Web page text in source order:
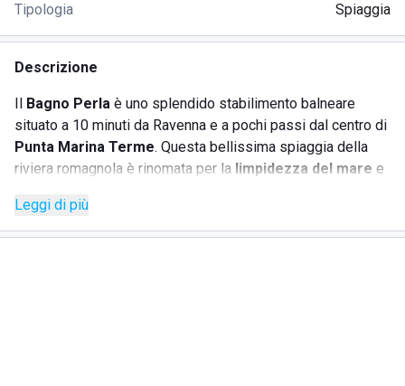
Tipologia Spiaggia
Descrizione
Il Bagno Perla è uno splendido stabilimento balneare
situato a 10 minuti da Ravenna e a pochi passi dal centro di
Punta Marina Terme. Questa bellissima spiaggia della
riviera romagnola è rinomata per la limpidezza del mare e
Perla è possibile raggiungere a piedi il centro e le varie
strutture ricettive, quali hotel, residence e altri alloggi estivi
Leggi di più